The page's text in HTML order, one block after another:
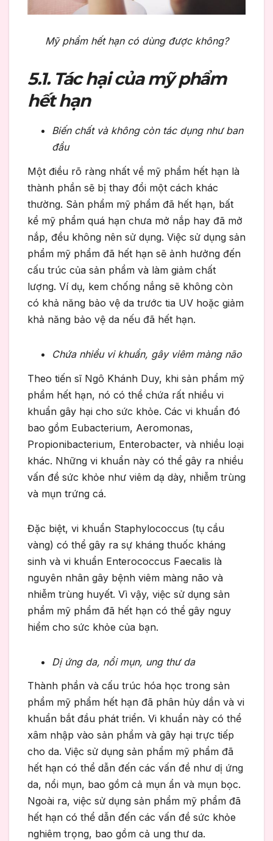
Mỹ phẩm hết hạn có dùng được không?
5.1. Tác hại của mỹ phẩm
hết hạn
Biến chất và không còn tác dụng như ban
đầu
Một điều rõ ràng nhất về mỹ phẩm hết hạn là
thành phần sẽ bị thay đổi một cách khác
thường. Sản phẩm mỹ phẩm đã hết hạn, bất
kể mỹ phẩm quá hạn chưa mở nắp hay đã mở
nắp, đều không nên sử dụng. Việc sử dụng sản
phẩm mỹ phẩm đã hết hạn sẽ ảnh hưởng đến
cấu trúc của sản phẩm và làm giảm chất
lượng. Ví dụ, kem chống nắng sẽ không còn
có khả năng bảo vệ da trước tia UV hoặc giảm
khả năng bảo vệ da nếu đã hết hạn.
Chứa nhiều vi khuẩn, gây viêm màng não
Theo tiến sĩ Ngô Khánh Duy, khi sản phẩm mỹ
phẩm hết hạn, nó có thể chứa rất nhiều vi
khuẩn gây hại cho sức khỏe. Các vi khuẩn đó
bao gồm Eubacterium, Aeromonas,
Propionibacterium, Enterobacter, và nhiều loại
khác. Những vi khuẩn này có thể gây ra nhiều
vấn đề sức khỏe như viêm dạ dày, nhiễm trùng
và mụn trứng cá.
Đặc biệt, vi khuẩn Staphylococcus (tụ cầu
vàng) có thể gây ra sự kháng thuốc kháng
sinh và vi khuẩn Enterococcus Faecalis là
nguyên nhân gây bệnh viêm màng não và
nhiễm trùng huyết. Vì vậy, việc sử dụng sản
phẩm mỹ phẩm đã hết hạn có thể gây nguy
hiểm cho sức khỏe của bạn.
Dị ứng da, nổi mụn, ung thư da
Thành phần và cấu trúc hóa học trong sản
phẩm mỹ phẩm hết hạn đã phân hủy dần và vi
khuẩn bắt đầu phát triển. Vi khuẩn này có thể
xâm nhập vào sản phẩm và gây hại trực tiếp
cho da. Việc sử dụng sản phẩm mỹ phẩm đã
hết hạn có thể dẫn đến các vấn đề như dị ứng
da, nổi mụn, bao gồm cả mụn ẩn và mụn bọc.
Ngoài ra, việc sử dụng sản phẩm mỹ phẩm đã
hết hạn có thể dẫn đến các vấn đề sức khỏe
nghiêm trọng, bao gồm cả ung thư da.